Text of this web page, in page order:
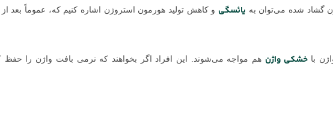
گشاد شده می‌توان به یائسگی و کاهش تولید هورمون استروژن اشاره کنیم که، عموماً بعد
باخشکی واژن هم مواجه می‌شوند. این افراد اگر بخواهند که نرمی بافت واژن را حفظ